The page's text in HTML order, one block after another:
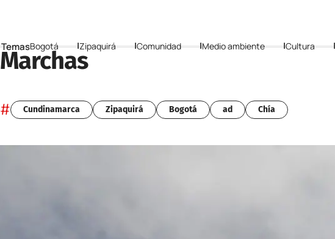
Bogotá Zipaquirá Comunidad Medio ambiente Cultura
Marchas
# Cundinamarca Zipaquirá Bogotá ad Chía